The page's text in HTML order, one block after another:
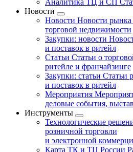
Аналитика ТЦ и СП
Новости
Новости Новости рынка
торговой недвижимости
Закупки: новости
и поставок в ритейл
Статьи Статьи о
ритейле и франчайзинге
Закупки: статьи Статьи
и поставок в ритейл
Мероприятия
деловые события,
Инструменты
Технологические
розничной торговли
и электронной
Карта ТК и ТЦ России